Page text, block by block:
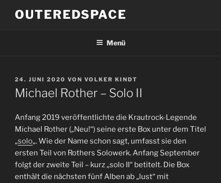
InhaltOUTEREDSPACE
Menü
VERÖFFENTLICHT
AM
24. JUNI 2020 VON VOLKER KINDT
Michael Rother – Solo II
Anfang 2019 veröffentlichte die Krautrock-Legende
Michael Rother („Neu!“) seine erste Box unter dem Titel
„solo„. Wie der Name schon sagt, umfasst sie den
ersten Teil von Rothers Solowerk. Anfang September
folgt der zweite Teil – kurz „solo II“ betitelt. Die Box
enthält die nächsten fünf Alben ab „lust“ mit